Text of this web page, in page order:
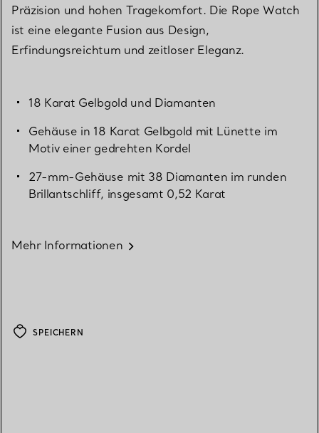
Präzision und hohen Tragekomfort. Die Rope Watch
ist eine elegante Fusion aus Design,
Erfindungsreichtum und zeitloser Eleganz.
18 Karat Gelbgold und Diamanten
Gehäuse in 18 Karat Gelbgold mit Lünette im
Motiv einer gedrehten Kordel
27-mm-Gehäuse mit 38 Diamanten im runden
Brillantschliff, insgesamt 0,52 Karat
Mehr Informationen
SPEICHERN